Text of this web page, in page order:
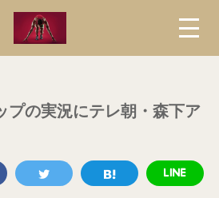
プの実況にテレ朝・森下ア